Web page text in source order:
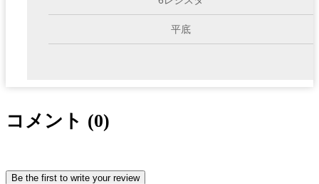
平底
コメント (0)
Be the first to write your review